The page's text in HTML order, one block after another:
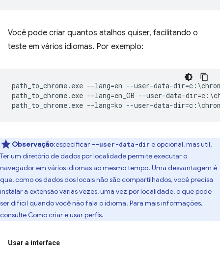
Você pode criar quantos atalhos quiser, facilitando o
teste em vários idiomas. Por exemplo:
path_to_chrome.exe --lang=en --user-data-
path_to_chrome.exe --lang=en_GB --user-data-
Observação:especificar --user-data-dir é opcional, mas útil.
Ter um diretório de dados por localidade permite executar o
navegador em vários idiomas ao mesmo tempo. Uma desvantagem é
que, como os dados dos locais não são compartilhados, você precisa
instalar a extensão várias vezes, uma vez por localidade, o que pode
ser difícil quando você não fala o idioma. Para mais informações,
consulte Como criar e usar perfis.
Usar a interface